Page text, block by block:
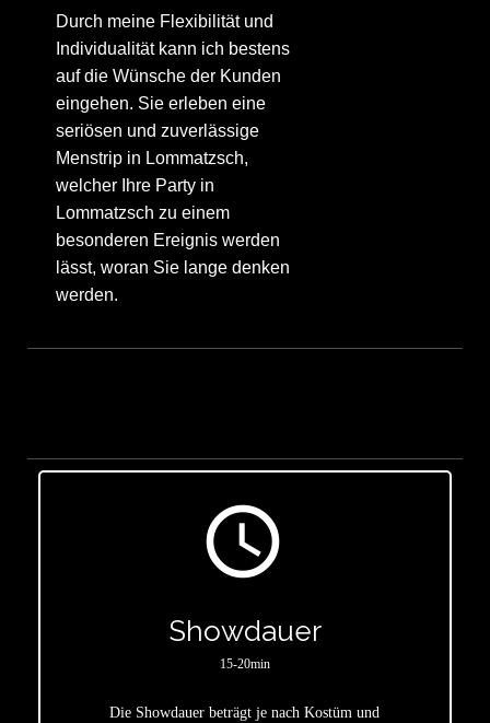
Durch meine Flexibilität und
Individualität kann ich bestens
auf die Wünsche der Kunden
eingehen. Sie erleben eine
seriösen und zuverlässige
Menstrip in Lommatzsch,
welcher Ihre Party in
Lommatzsch zu einem
besonderen Ereignis werden
lässt, woran Sie lange denken
werden.
access_time
Showdauer
15-20min
Die Showdauer beträgt je nach Kostüm und